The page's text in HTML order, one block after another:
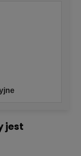
jest